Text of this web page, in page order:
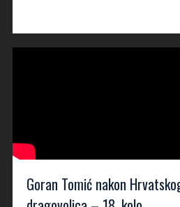
Goran Tomić nakon